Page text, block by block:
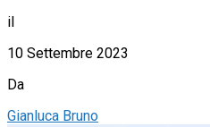
il
10 Settembre 2023
Da
Gianluca Bruno